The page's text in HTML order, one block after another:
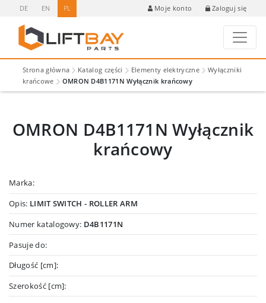
DE EN PL Moje konto Zaloguj się
Strona główna Katalog części Elementy elektryczne
Wyłączniki
krańcowe
OMRON D4B1171N Wyłącznik krańcowy
OMRON D4B1171N Wyłącznik
krańcowy
Marka:
Opis: LIMIT SWITCH - ROLLER ARM
Numer katalogowy: D4B1171N
Pasuje do:
Długość [cm]:
Szerokość [cm]: